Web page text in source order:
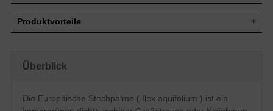
Zuwachs
Wuchsform
Blatt
gezahnter Rand, dunkelgrün, 3 bis 8 cm
lang
Produktvorteile
robust
undurchdringliche Hecke (sticht)
Überblick
Die Europäische Stechpalme ( Ilex aquifolium ) ist ein